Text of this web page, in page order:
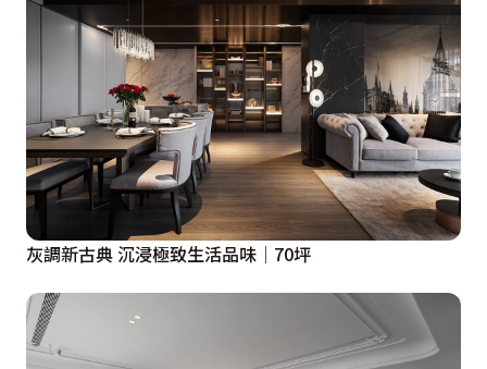
灰調新古典 沉浸極致生活品味│70坪